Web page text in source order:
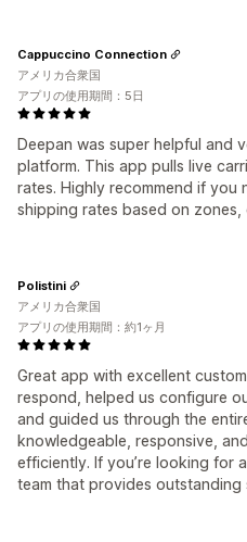
Deepan was super helpful and
platform. This app pulls live
rates. Highly recommend if you
shipping rates based on
Cappuccino Connection
アメリカ合衆国
アプリの使用期間：5日
Great app with excellent
respond, helped us configure
and guided us through the
knowledgeable, responsive,
efficiently. If you’re looking for
team that provides outstanding
Polistini
アメリカ合衆国
アプリの使用期間：約1ヶ月